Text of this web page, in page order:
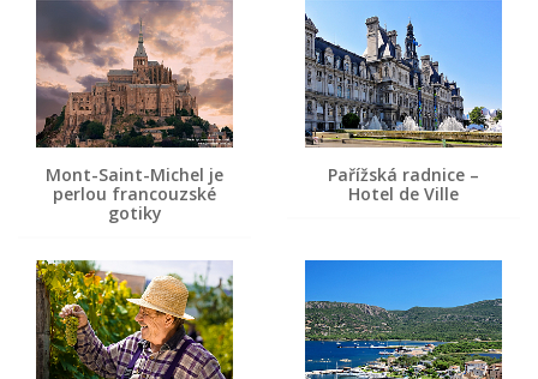
Mont-Saint-Michel je
perlou francouzské
gotiky
Pařížská radnice –
Hotel de Ville